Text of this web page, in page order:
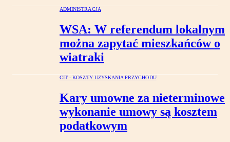
ADMINISTRACJA
WSA: W referendum lokalnym
można zapytać mieszkańców o
wiatraki
CIT - KOSZTY UZYSKANIA PRZYCHODU
Kary umowne za nieterminowe
wykonanie umowy są kosztem
podatkowym